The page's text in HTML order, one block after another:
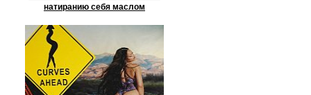
натиранию себя маслом